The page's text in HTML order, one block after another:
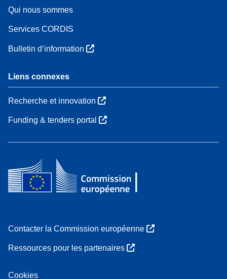
Qui nous sommes
Services CORDIS
Bulletin d’information
Liens connexes
Recherche et innovation
Funding & tenders portal
Contacter la Commission européenne
Ressources pour les partenaires
Cookies